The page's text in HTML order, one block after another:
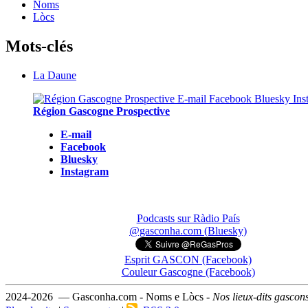
Noms
Lòcs
Mots-clés
La Daune
Région Gascogne Prospective
E-mail
Facebook
Bluesky
Instagram
Podcasts sur Ràdio País
@gasconha.com (Bluesky)
Esprit GASCON (Facebook)
Couleur Gascogne (Facebook)
2024-2026 — Gasconha.com - Noms e Lòcs - Nos lieux-dits